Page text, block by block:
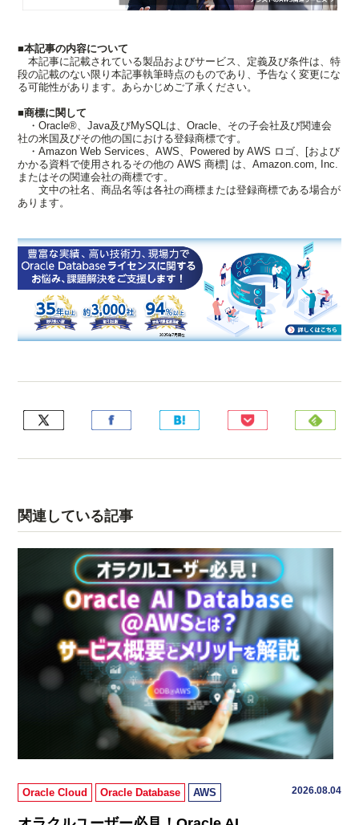
■本記事の内容について
本記事に記載されている製品およびサービス、定義及び条件は、特
段の記載のない限り本記事執筆時点のものであり、予告なく変更にな
る可能性があります。あらかじめご了承ください。
■商標に関して
・Oracle®、Java及びMySQLは、Oracle、その子会社及び関連会
社の米国及びその他の国における登録商標です。
・Amazon Web Services、AWS、Powered by AWS ロゴ、[および
かかる資料で使用されるその他の AWS 商標] は、Amazon.com, Inc.
またはその関連会社の商標です。
文中の社名、商品名等は各社の商標または登録商標である場合が
あります。
関連している記事
Oracle Cloud Oracle Database AWS 2026.08.04